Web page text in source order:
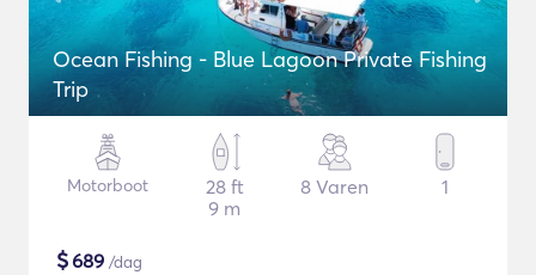
Ocean Fishing - Blue Lagoon Private Fishing
Trip
Motorboot
28 ft
9 m
8 Varen 1
$689 /dag